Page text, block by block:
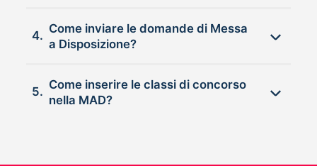
4.
Come inviare le domande di Messa
a Disposizione?
5.
Come inserire le classi di concorso
nella MAD?